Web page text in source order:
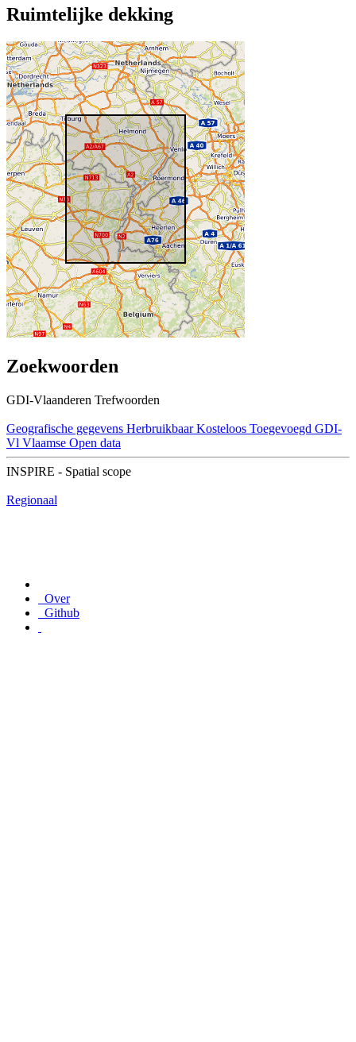
Ruimtelijke dekking
Zoekwoorden
GDI-Vlaanderen Trefwoorden
Geografische gegevens Herbruikbaar Kosteloos Toegevoegd GDI-
Vl Vlaamse Open data
INSPIRE - Spatial scope
Regionaal
Over
Github